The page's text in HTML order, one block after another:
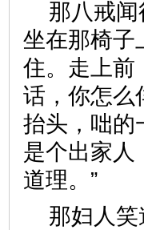
那八戒
坐在那椅子
住。走上前
话，你怎么
抬头，咄的
是个出家人
道理。”
那妇人笑